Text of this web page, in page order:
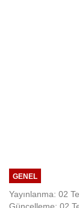
GENEL
Yayınlanma: 02